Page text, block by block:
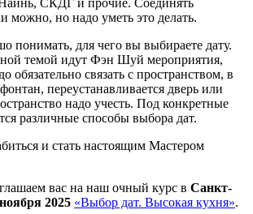
СКДГ и прочие. Соединять
можно, но надо уметь это делать.
понимать, для чего вы выбираете дату.
темой идут Фэн Шуй мероприятия,
обязательно связать с пространством, в
переустанавливается дверь или
надо учесть. Под конкретные
различные способы выбора дат.
и стать настоящим Мастером
вас на наш очный курс в Санкт-
2025 «Выбор дат. Высокая кухня».